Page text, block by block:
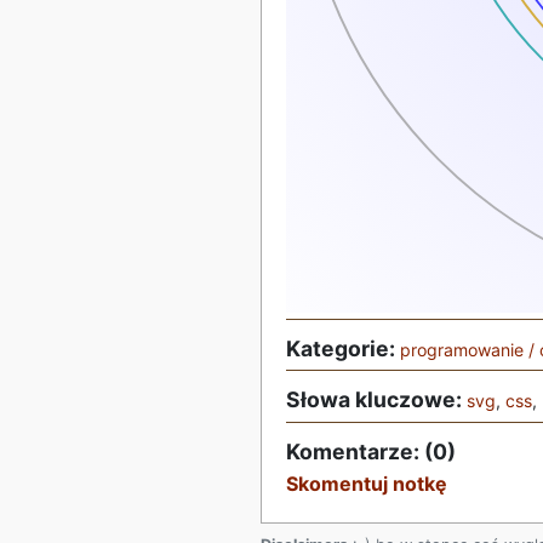
Kategorie: programowanie /
Słowa kluczowe: svg, css,
Komentarze: (0)
Skomentuj notkę